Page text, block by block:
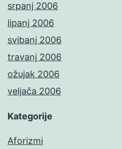
srpanj 2006
lipanj 2006
svibanj 2006
travanj 2006
ožujak 2006
veljača 2006
Kategorije
Aforizmi